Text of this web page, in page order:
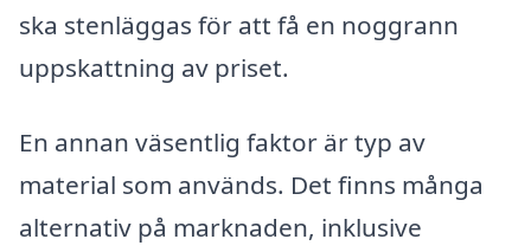
ska stenläggas för att få en noggrann
uppskattning av priset.
En annan väsentlig faktor är typ av
material som används. Det finns många
alternativ på marknaden, inklusive